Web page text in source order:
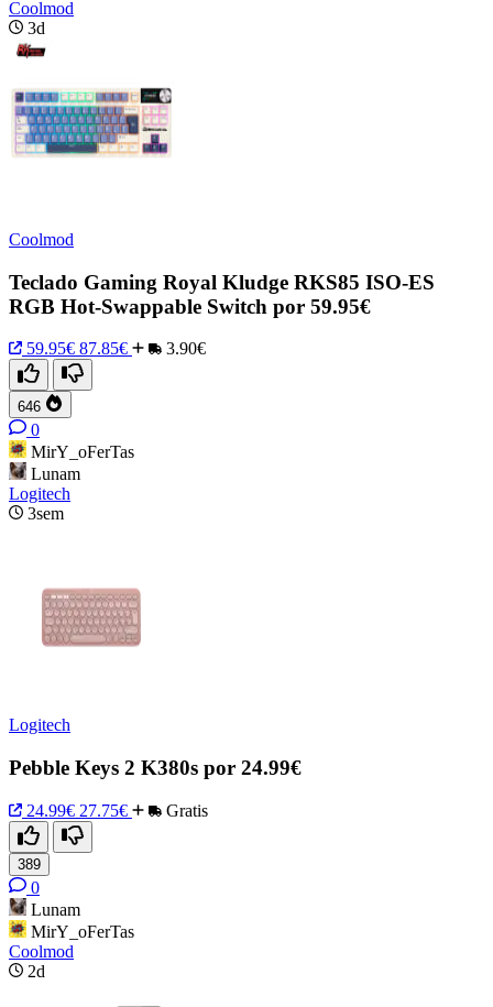
Coolmod
3d
Coolmod
Teclado Gaming Royal Kludge RKS85 ISO-ES
RGB Hot-Swappable Switch por 59.95€
59.95€ 87.85€ 3.90€
646
0
MirY_oFerTas
Lunam
Logitech
3sem
Logitech
Pebble Keys 2 K380s por 24.99€
24.99€ 27.75€ Gratis
389
0
Lunam
MirY_oFerTas
Coolmod
2d